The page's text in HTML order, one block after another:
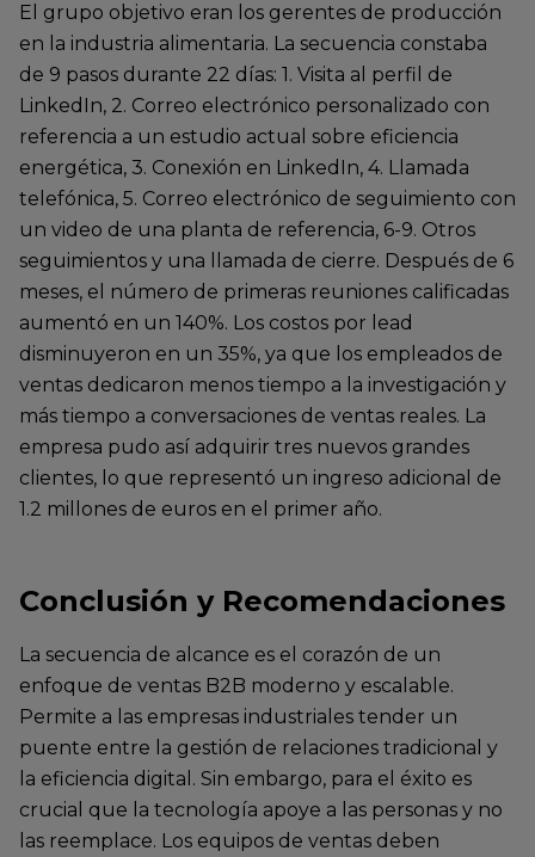
El grupo objetivo eran los gerentes de producción
en la industria alimentaria. La secuencia constaba
de 9 pasos durante 22 días: 1. Visita al perfil de
LinkedIn, 2. Correo electrónico personalizado con
referencia a un estudio actual sobre eficiencia
energética, 3. Conexión en LinkedIn, 4. Llamada
telefónica, 5. Correo electrónico de seguimiento con
un video de una planta de referencia, 6-9. Otros
seguimientos y una llamada de cierre. Después de 6
meses, el número de primeras reuniones calificadas
aumentó en un 140%. Los costos por lead
disminuyeron en un 35%, ya que los empleados de
ventas dedicaron menos tiempo a la investigación y
más tiempo a conversaciones de ventas reales. La
empresa pudo así adquirir tres nuevos grandes
clientes, lo que representó un ingreso adicional de
1.2 millones de euros en el primer año.
Conclusión y Recomendaciones
La secuencia de alcance es el corazón de un
enfoque de ventas B2B moderno y escalable.
Permite a las empresas industriales tender un
puente entre la gestión de relaciones tradicional y
la eficiencia digital. Sin embargo, para el éxito es
crucial que la tecnología apoye a las personas y no
las reemplace. Los equipos de ventas deben